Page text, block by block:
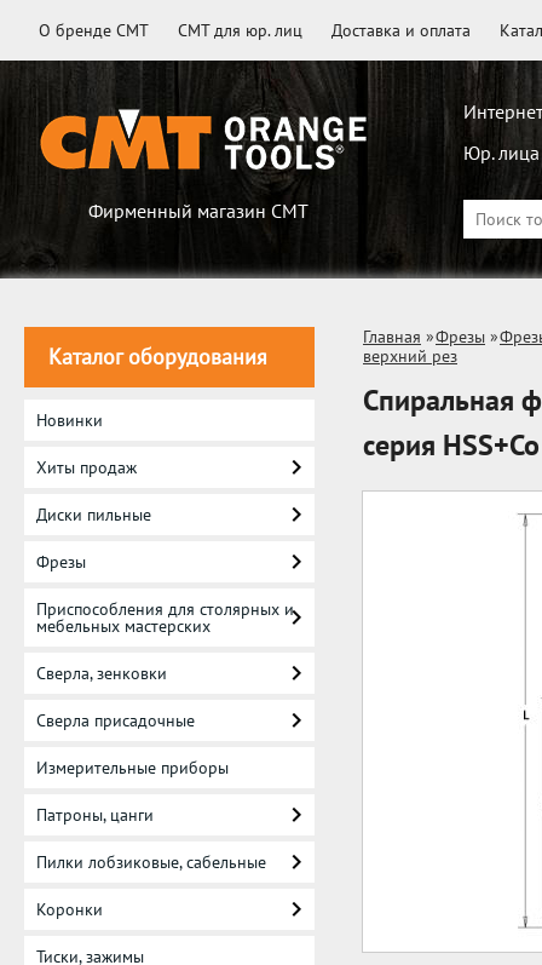
О бренде CMT CMT для юр. лиц Доставка и оплата
Фирменный магазин CMT
Юр. лица
Каталог оборудования
Новинки
Хиты продаж
Диски пильные
Фрезы
Приспособления для столярных и
мебельных мастерских
Сверла, зенковки
Сверла присадочные
Измерительные приборы
Патроны, цанги
Пилки лобзиковые, сабельные
Коронки
Тиски, зажимы
Главная »Фрезы »
верхний рез
Спиральная
серия